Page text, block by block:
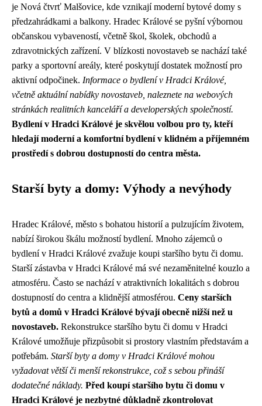
je Nová čtvrť Malšovice, kde vznikají moderní bytové domy s
předzahrádkami a balkony. Hradec Králové se pyšní výbornou
občanskou vybaveností, včetně škol, školek, obchodů a
zdravotnických zařízení. V blízkosti novostaveb se nachází také
parky a sportovní areály, které poskytují dostatek možností pro
aktivní odpočinek. Informace o bydlení v Hradci Králové,
včetně aktuální nabídky novostaveb, naleznete na webových
stránkách realitních kanceláří a developerských společností.
Bydlení v Hradci Králové je skvělou volbou pro ty, kteří
hledají moderní a komfortní bydlení v klidném a příjemném
prostředí s dobrou dostupností do centra města.
Starší byty a domy: Výhody a nevýhody
Hradec Králové, město s bohatou historií a pulzujícím životem,
nabízí širokou škálu možností bydlení. Mnoho zájemců o
bydlení v Hradci Králové zvažuje koupi staršího bytu či domu.
Starší zástavba v Hradci Králové má své nezaměnitelné kouzlo a
atmosféru. Často se nachází v atraktivních lokalitách s dobrou
dostupností do centra a klidnější atmosférou. Ceny starších
bytů a domů v Hradci Králové bývají obecně nižší než u
novostaveb. Rekonstrukce staršího bytu či domu v Hradci
Králové umožňuje přizpůsobit si prostory vlastním představám a
potřebám. Starší byty a domy v Hradci Králové mohou
vyžadovat větší či menší rekonstrukce, což s sebou přináší
dodatečné náklady. Před koupí staršího bytu či domu v
Hradci Králové je nezbytné důkladně zkontrolovat